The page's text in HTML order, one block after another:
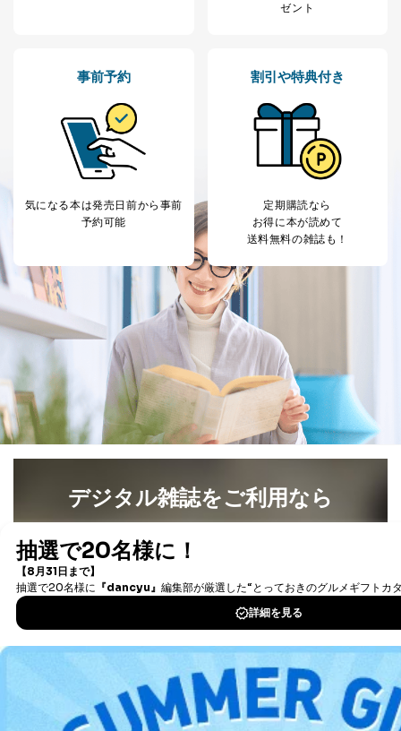
ゼント
事前予約
気になる本は発売日前から事前
予約可能
割引や特典付き
定期購読なら
お得に本が読めて
送料無料の雑誌も！
デジタル雑誌をご利用なら
書籍）が無料で読み放題！
DOWNLOAD FOR IOS
DOWNLOAD FOR ANDROID
ご利用方法はこちら